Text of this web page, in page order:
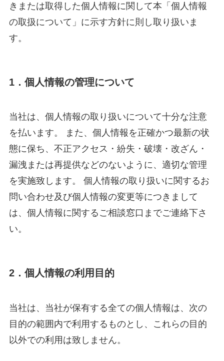
きまたは取得した個人情報に関して本「個人情報
の取扱について」に示す方針に則し取り扱いま
す。
1．個人情報の管理について
当社は、個人情報の取り扱いについて十分な注意
を払います。 また、個人情報を正確かつ最新の状
態に保ち、不正アクセス・紛失・破壊・改ざん・
漏洩または再提供などのないように、適切な管理
を実施致します。 個人情報の取り扱いに関するお
問い合わせ及び個人情報の変更等につきまして
は、個人情報に関するご相談窓口までご連絡下さ
い。
2．個人情報の利用目的
当社は、当社が保有する全ての個人情報は、次の
目的の範囲内で利用するものとし、これらの目的
以外での利用は致しません。